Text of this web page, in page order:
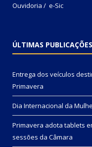
Ouvidoria / e-Sic
ÚLTIMAS PUBLICAÇÕES
Entrega dos veículos
Primavera
Dia Internacional da
Primavera adota tablets
sessões da Câmara